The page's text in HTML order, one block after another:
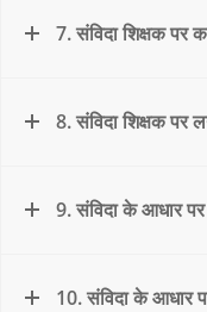
7. संविदा शिक्षक पर
8. संविदा शिक्षक पर
9. संविदा के आधार पर
10. संविदा के आधार